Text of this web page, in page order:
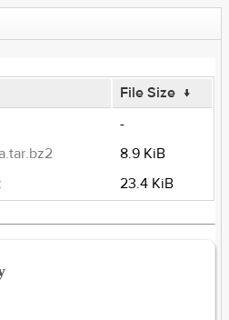
File Size ↓
-
8.9 KiB
23.4 KiB